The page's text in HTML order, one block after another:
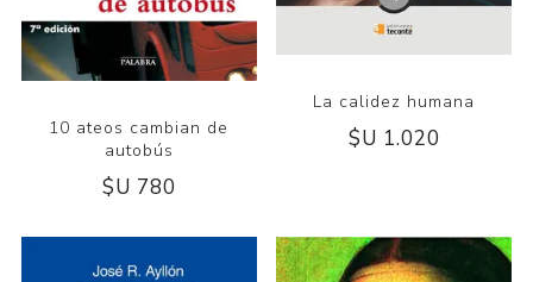
10 ateos cambian de
autobús
$U 780
La calidez humana
$U 1.020